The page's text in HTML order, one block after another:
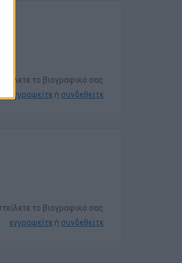
στείλετε το βιογραφικό σας
εγγραφείτε ή συνδεθείτε
το βιογραφικό σας
εγγραφείτε ή συνδεθείτε